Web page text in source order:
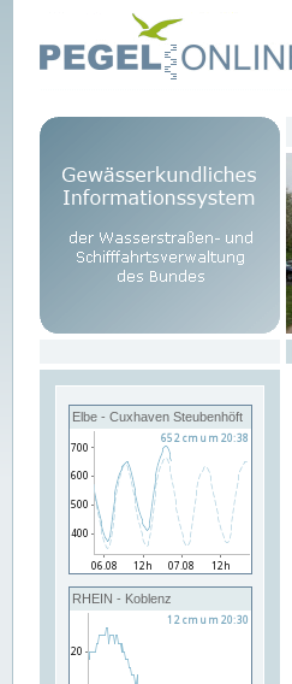
Elbe - Cuxhaven Steubenhöft
RHEIN - Koblenz